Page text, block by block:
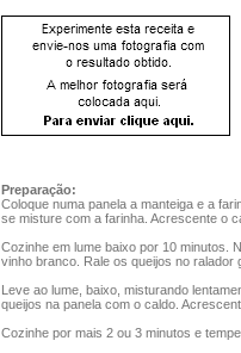
Preparação:
Coloque numa panela a manteiga e a
se misture com a farinha. Acrescente o
Cozinhe em lume baixo por 10 minutos.
vinho branco. Rale os queijos no ralador
Leve ao lume, baixo, misturando
queijos na panela com o caldo.
Cozinhe por mais 2 ou 3 minutos e